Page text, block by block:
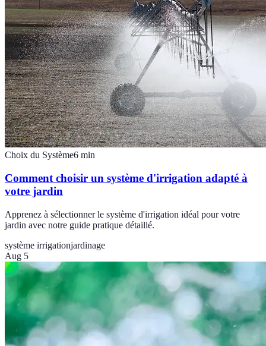
Choix du Système6 min
Comment choisir un système d'irrigation adapté à
votre jardin
Apprenez à sélectionner le système d'irrigation idéal pour votre
jardin avec notre guide pratique détaillé.
système irrigationjardinage
Aug 5